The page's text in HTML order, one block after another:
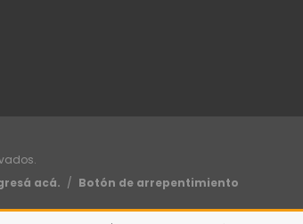
acá. / Botón de arrepentimiento